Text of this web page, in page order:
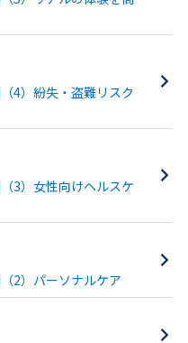
4）紛失・盗難リスク
3）女性向けヘルスケ
2）パーソナルケア